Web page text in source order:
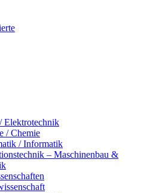
Elektrotechnik
/ Chemie
/ Informatik
– Maschinenbau &